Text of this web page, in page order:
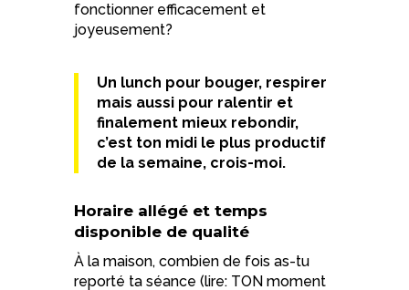
fonctionner efficacement et
joyeusement?
Un lunch pour bouger, respirer
mais aussi pour ralentir et
finalement mieux rebondir,
c’est ton midi le plus productif
de la semaine, crois-moi.
Horaire allégé et temps
disponible de qualité
À la maison, combien de fois as-tu
reporté ta séance (lire: TON moment